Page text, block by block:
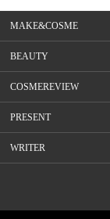
MAKE&COSME
BEAUTY
COSMEREVIEW
PRESENT
WRITER